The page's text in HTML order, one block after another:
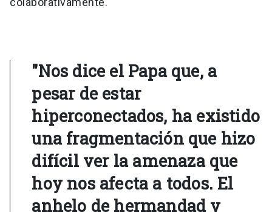
"Nos dice el Papa que, a
pesar de estar
hiperconectados, ha existido
una fragmentación que hizo
difícil ver la amenaza que
hoy nos afecta a todos. El
anhelo de hermandad y